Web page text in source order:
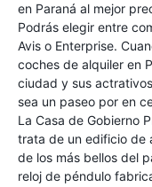
en Paraná al mejor
Podrás elegir entre
Avis o Enterprise.
coches de alquiler en
ciudad y sus
sea un paseo por en
La Casa de Gobierno
trata de un edificio de
de los más bellos del
reloj de péndulo